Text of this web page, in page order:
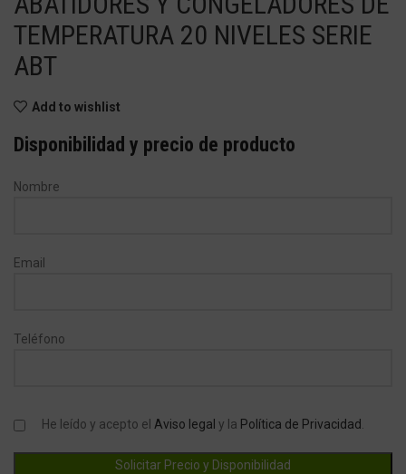
TEMPERATURA 20 NIVELES SERIE
ABT
Add to wishlist
Disponibilidad y precio de producto
Nombre
Email
Teléfono
He leído y acepto el Aviso legal y la Política de Privacidad.